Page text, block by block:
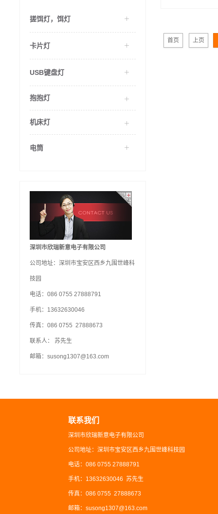
搓饵灯，饵灯
卡片灯
USB键盘灯
抱抱灯
机床灯
电筒
深圳市欣瑞新意电子有限公司
公司地址：深圳市宝安区西乡九围世峰科
技园
电话：086 0755 27888791
手机：13632630046
传真：086 0755 27888673
联系人： 苏先生
邮箱：susong1307@163.com
首页 上页
联系我们
深圳市欣瑞新意电子有限公司
公司地址：深圳市宝安区西乡九围世峰科技园
电话：086 0755 27888791
手机：13632630046 苏先生
传真：086 0755 27888673
邮箱：susong1307@163.com